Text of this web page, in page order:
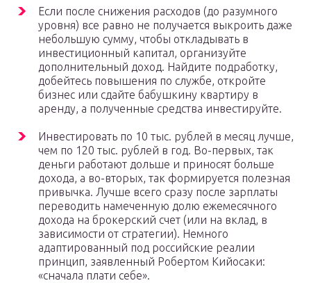
Если после снижения расходов (до разумного
уровня) все равно не получается выкроить даже
небольшую сумму, чтобы откладывать в
инвестиционный капитал, организуйте
дополнительный доход. Найдите подработку,
добейтесь повышения по службе, откройте
бизнес или сдайте бабушкину квартиру в
аренду, а полученные средства инвестируйте.
Инвестировать по 10 тыс. рублей в месяц лучше,
чем по 120 тыс. рублей в год. Во-первых, так
деньги работают дольше и приносят больше
дохода, а во-вторых, так формируется полезная
привычка. Лучше всего сразу после зарплаты
переводить намеченную долю ежемесячного
дохода на брокерский счет (или на вклад, в
зависимости от стратегии). Немного
адаптированный под российские реалии
принцип, заявленный Робертом Кийосаки:
«сначала плати себе».